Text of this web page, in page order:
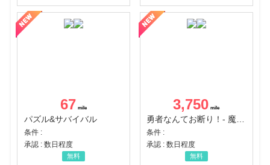
67
パズル&サバイバル
条件 :
承認 : 数日程度
無料
3,750
条件 :
承認 : 数日程度
無料